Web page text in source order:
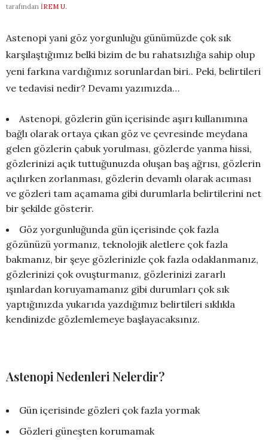
tarafından İREM U.
Astenopi yani göz yorgunluğu günümüzde çok sık
karşılaştığımız belki bizim de bu rahatsızlığa sahip olup
yeni farkına vardığımız sorunlardan biri.. Peki, belirtileri
ve tedavisi nedir? Devamı yazımızda…
Astenopi, gözlerin gün içerisinde aşırı kullanımına
bağlı olarak ortaya çıkan göz ve çevresinde meydana
gelen gözlerin çabuk yorulması, gözlerde yanma hissi,
gözlerinizi açık tuttuğunuzda oluşan baş ağrısı, gözlerin
açılırken zorlanması, gözlerin devamlı olarak acıması
ve gözleri tam açamama gibi durumlarla belirtilerini net
bir şekilde gösterir.
Göz yorgunluğunda gün içerisinde çok fazla
gözünüzü yormanız, teknolojik aletlere çok fazla
bakmanız, bir şeye gözlerinizle çok fazla odaklanmanız,
gözlerinizi çok ovuşturmanız, gözlerinizi zararlı
ışınlardan koruyamamanız gibi durumları çok sık
yaptığınızda yukarıda yazdığımız belirtileri sıklıkla
kendinizde gözlemlemeye başlayacaksınız.
Astenopi Nedenleri Nelerdir?
Gün içerisinde gözleri çok fazla yormak
Gözleri güneşten korumamak